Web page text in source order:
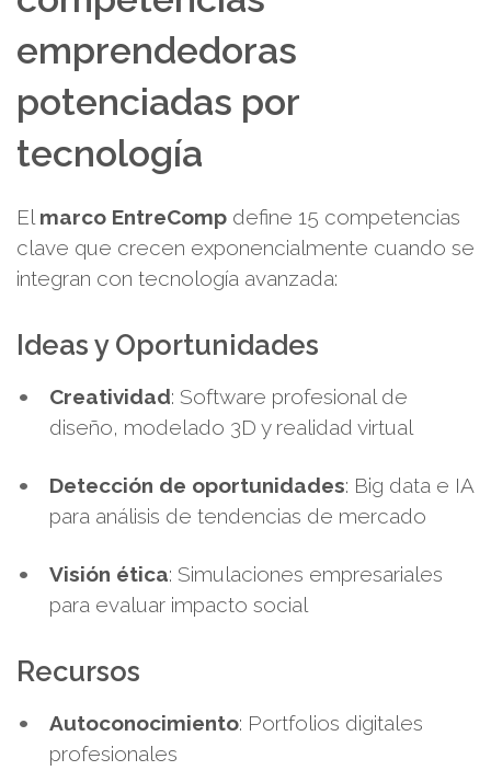
emprendedoras
potenciadas por
tecnología
El marco EntreComp define 15 competencias
clave que crecen exponencialmente cuando se
integran con tecnología avanzada:
Ideas y Oportunidades
Creatividad: Software profesional de
diseño, modelado 3D y realidad virtual
Detección de oportunidades: Big data e IA
para análisis de tendencias de mercado
Visión ética: Simulaciones empresariales
para evaluar impacto social
Recursos
Autoconocimiento: Portfolios digitales
profesionales